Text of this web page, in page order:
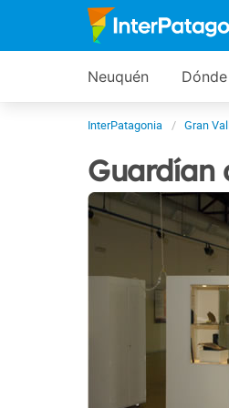
Neuquén
InterPatagonia Gran
Guardían